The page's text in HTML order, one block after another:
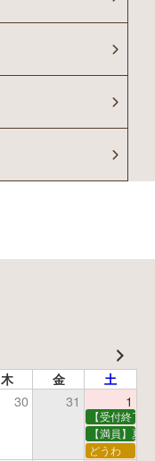
木 金 土
30 31 1
【受付終了
【満員】夏
どうわ